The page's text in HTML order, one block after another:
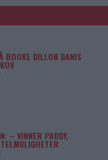
BOOKE DILLON DANIS
– VINNER PADDY,